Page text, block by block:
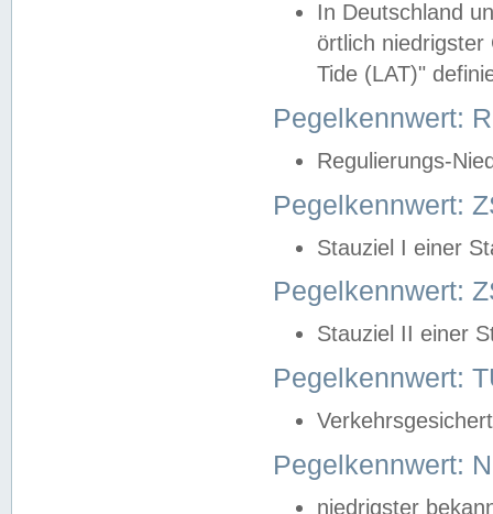
In Deutschland
örtlich
Tide (LAT)"
Pegelkennwert:
Regulierungs-
Pegelkennwert:
Stauziel I einer
Pegelkennwert:
Stauziel II einer
Pegelkennwert:
Pegelkennwert:
niedrigster